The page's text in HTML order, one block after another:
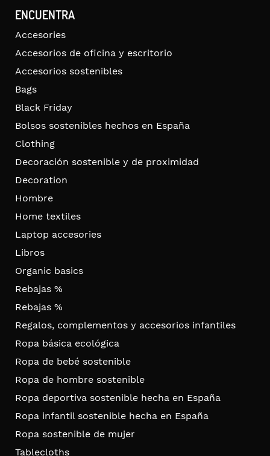
ENCUENTRA
Accesories
Accesorios de oficina y escritorio
Accesorios sostenibles
Bags
Black Friday
Bolsos sostenibles hechos en España
Clothing
Decoración sostenible y de proximidad
Decoration
Hombre
Home textiles
Laptop accesories
Libros
Organic basics
Rebajas %
Rebajas %
Regalos, complementos y accesorios infantiles
Ropa básica ecológica
Ropa de bebé sostenible
Ropa de hombre sostenible
Ropa deportiva sostenible hecha en España
Ropa infantil sostenible hecha en España
Ropa sostenible de mujer
Tablecloths